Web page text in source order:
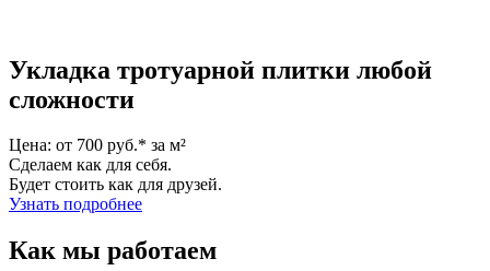
Укладка тротуарной плитки любой
сложности
Цена: от 700 руб.* за м²
Сделаем как для себя.
Будет стоить как для друзей.
Узнать подробнее
Как мы работаем